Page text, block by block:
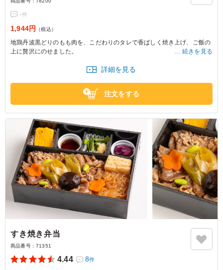
-件
1,944円 （税込）
地鶏丹波黒どりのもも肉を、こだわりのタレで香ばしく焼き上げ、ご飯の
上に贅沢にのせました。
五目肉団子や厚焼き玉子、出汁のきいた煮物など、素材の味わいを生かし
続きを見る
詳細を見る
注文をする
すき焼き弁当
商品番号： 71351
4.44 8件